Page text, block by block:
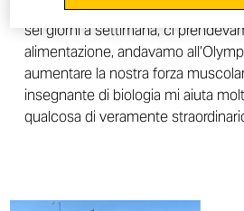
oggi delle giornate da paraciclista:
sei giorni a settimana, ci
alimentazione, andavamo
aumentare la nostra forza
insegnante di biologia mi aiuta
qualcosa di veramente